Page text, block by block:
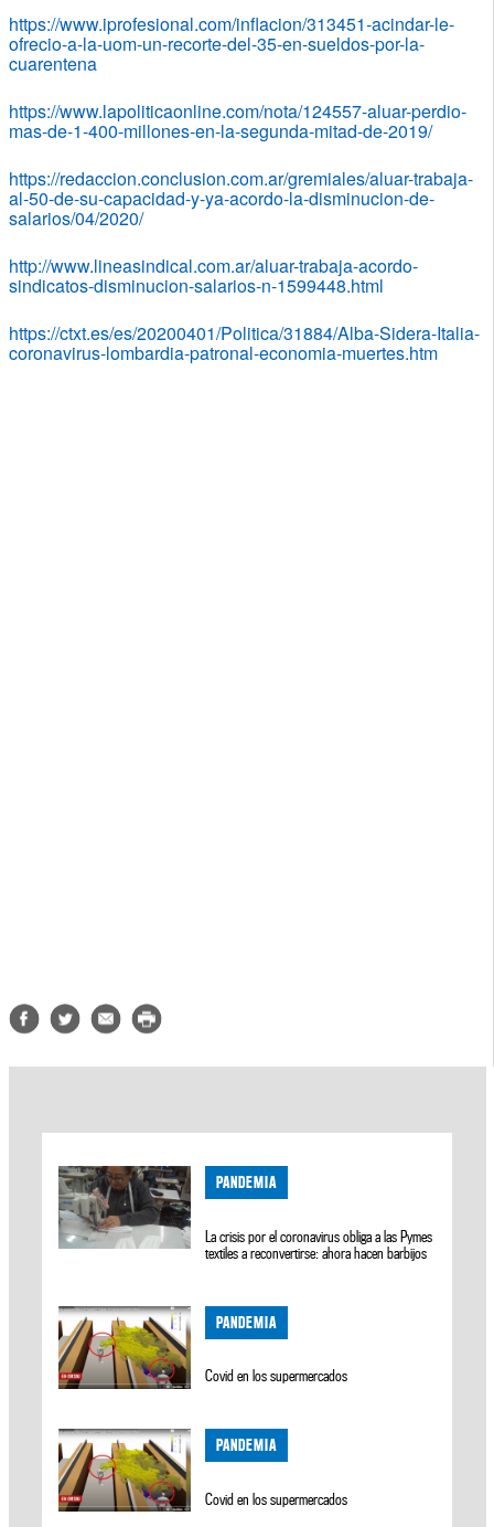
https://www.iprofesional.com/inflacion/313451-acindar-le-
ofrecio-a-la-uom-un-recorte-del-35-en-sueldos-por-la-
cuarentena
https://www.lapoliticaonline.com/nota/124557-aluar-perdio-
mas-de-1-400-millones-en-la-segunda-mitad-de-2019/
https://redaccion.conclusion.com.ar/gremiales/aluar-trabaja-
al-50-de-su-capacidad-y-ya-acordo-la-disminucion-de-
salarios/04/2020/
http://www.lineasindical.com.ar/aluar-trabaja-acordo-
sindicatos-disminucion-salarios-n-1599448.html
https://ctxt.es/es/20200401/Politica/31884/Alba-Sidera-Italia-
coronavirus-lombardia-patronal-economia-muertes.htm
PANDEMIA
La crisis por el coronavirus obliga a las Pymes
textiles a reconvertirse: ahora hacen barbijos
PANDEMIA
Covid en los supermercados
PANDEMIA
Covid en los supermercados